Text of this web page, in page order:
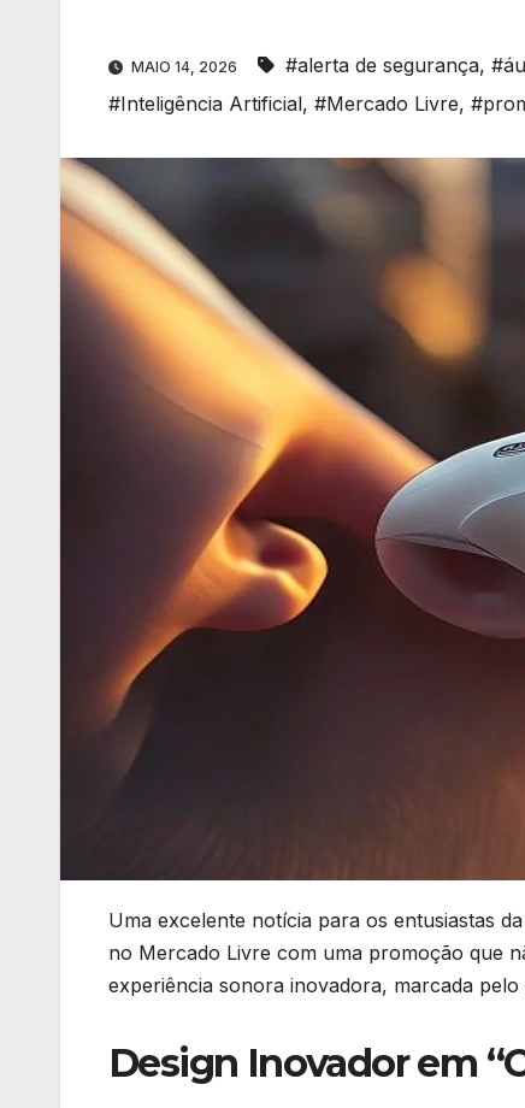
MAIO 14, 2026 #alerta de segurança,
#Inteligência Artificial, #Mercado Livre,
Uma excelente notícia para os entusiastas
no Mercado Livre com uma promoção que
experiência sonora inovadora, marcada
Design Inovador em